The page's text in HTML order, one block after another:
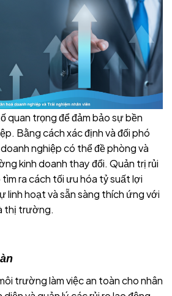
quan trọng để đảm bảo sự bền
Bằng cách xác định và đối phó
nghiệp có thể đề phòng và
kinh doanh thay đổi. Quản trị rủi
ra cách tối ưu hóa tỷ suất lợi
linh hoạt và sẵn sàng thích ứng với
thị trường.
trường làm việc an toàn cho nhân